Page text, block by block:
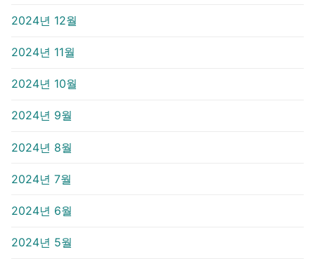
2024년 12월
2024년 11월
2024년 10월
2024년 9월
2024년 8월
2024년 7월
2024년 6월
2024년 5월